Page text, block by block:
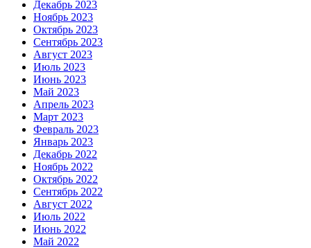
Декабрь 2023
Ноябрь 2023
Октябрь 2023
Сентябрь 2023
Август 2023
Июль 2023
Июнь 2023
Май 2023
Апрель 2023
Март 2023
Февраль 2023
Январь 2023
Декабрь 2022
Ноябрь 2022
Октябрь 2022
Сентябрь 2022
Август 2022
Июль 2022
Июнь 2022
Май 2022